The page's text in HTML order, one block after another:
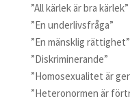
”All kärlek är bra kärlek”
”En underlivsfråga”
”En mänsklig rättighet”
”Diskriminerande”
”Homosexualitet är
”Heteronormen är